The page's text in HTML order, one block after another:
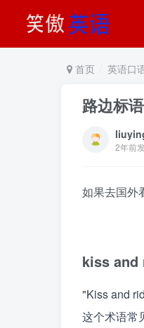
首页 英语口
路边标
2年前
如果去国外
kiss and
"Kiss and
这个术语常